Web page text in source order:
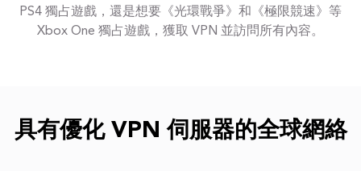
PS4 獨占遊戲，還是想要《光環戰爭》和《極限競速》等
Xbox One 獨占遊戲，獲取 VPN 並訪問所有內容。
具有優化 VPN 伺服器的全球網絡